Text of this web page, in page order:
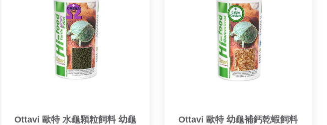
Ottavi 歐特 水龜顆粒飼料 幼龜
Ottavi 歐特 幼龜補鈣乾蝦飼料